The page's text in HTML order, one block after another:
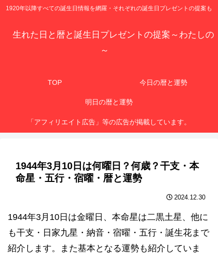
1920年以降すべての誕生日情報を網羅・それぞれの誕生日プレゼントの提案も
生れた日と暦と誕生日プレゼントの提案～わたしの
～
TOP 今日の暦と運勢
明日の暦と運勢
「アフィリエイト広告」等の広告が掲載しています。
1944年3月10日は何曜日？何歳？干支・本
命星・五行・宿曜・暦と運勢
2024.12.30
1944年3月10日は金曜日、本命星は二黒土星、他に
も干支・日家九星・納音・宿曜・五行・誕生花まで
紹介します。また基本となる運勢も紹介していま